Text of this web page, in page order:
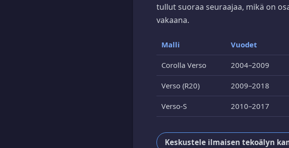
tullut suoraa seuraajaa, mikä on
vakaana.
Malli Vuodet
Corolla Verso 2004–2009
Verso (R20) 2009–2018
Verso-S 2010–2017
Keskustele ilmaisen tekoälyn